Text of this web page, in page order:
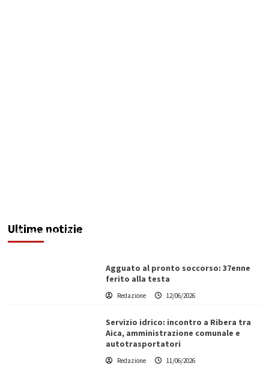
Ultime notizie
Redazione 12/06/2026
Agguato al pronto soccorso: 37enne
ferito alla testa
Redazione 12/06/2026
Servizio idrico: incontro a Ribera tra
Aica, amministrazione comunale e
autotrasportatori
Redazione 11/06/2026